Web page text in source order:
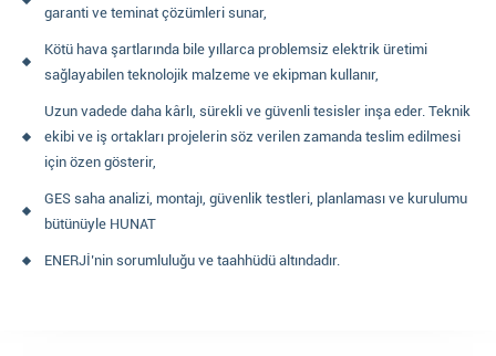
garanti ve teminat çözümleri sunar,
Kötü hava şartlarında bile yıllarca problemsiz elektrik üretimi
sağlayabilen teknolojik malzeme ve ekipman kullanır,
Uzun vadede daha kârlı, sürekli ve güvenli tesisler inşa eder. Teknik
ekibi ve iş ortakları projelerin söz verilen zamanda teslim edilmesi
için özen gösterir,
GES saha analizi, montajı, güvenlik testleri, planlaması ve kurulumu
bütünüyle HUNAT
ENERJİ’nin sorumluluğu ve taahhüdü altındadır.